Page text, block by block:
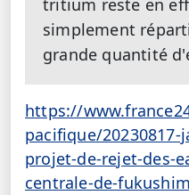
tritium reste en
simplement
grande quantité
https://
pacifique/
projet-de-rejet-des-
centrale-de-